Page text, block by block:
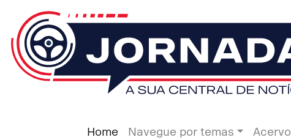
Home Navegue por temas Acervo